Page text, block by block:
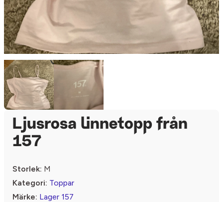
Ljusrosa linnetopp från
157
Storlek: M
Kategori: Toppar
Märke: Lager 157